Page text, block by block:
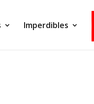
Imperdibles